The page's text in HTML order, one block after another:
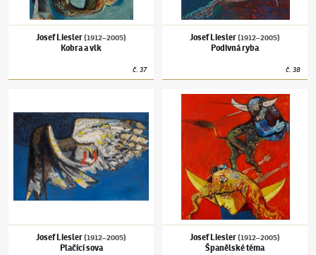
Josef Liesler(1912–2005)
Kobra a vlk
č.37
Josef Liesler(1912–2005)
Podivná ryba
č.38
Josef Liesler(1912–2005)
Plačící sova
Josef Liesler(1912–2005)Španělské téma
Josef Liesler(1912–2005)
Španělské téma